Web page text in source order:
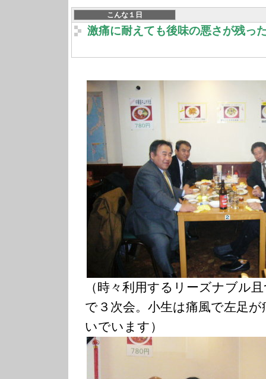
こんな１日
激痛に耐えても後味の悪さが残っ
（時々利用するリーズナブル
で３次会。小生は痛風で左足
いでいます）